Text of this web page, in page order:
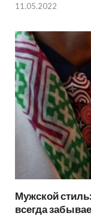
11.05.2022
Мужской
всегда